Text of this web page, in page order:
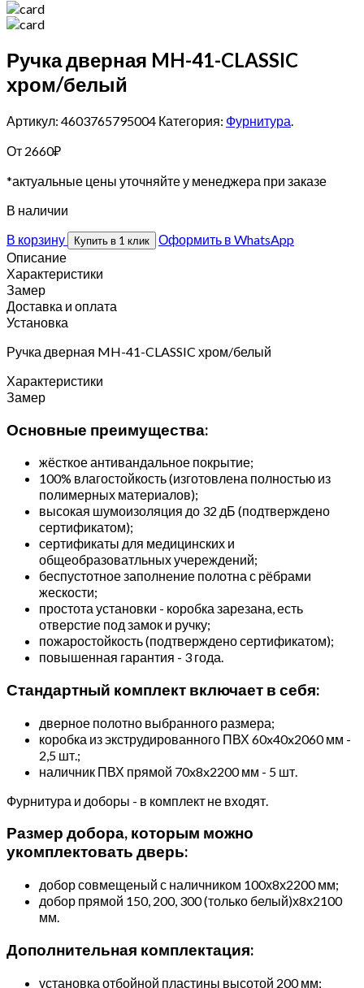
Ручка дверная MH-41-CLASSIC
хром/белый
Артикул: 4603765795004 Категория: Фурнитура.
От 2660₽
*актуальные цены уточняйте у менеджера при заказе
В наличии
В корзину
Купить в 1 клик
Оформить в WhatsApp
Описание
Характеристики
Замер
Доставка и оплата
Установка
Ручка дверная MH-41-CLASSIC хром/белый
Характеристики
Замер
Основные преимущества:
жёсткое антивандальное покрытие;
100% влагостойкость (изготовлена полностью из
полимерных материалов);
высокая шумоизоляция до 32 дБ (подтверждено
сертификатом);
сертификаты для медицинских и
общеобразоватльных учереждений;
беспустотное заполнение полотна с рёбрами
жескости;
простота установки - коробка зарезана, есть
отверстие под замок и ручку;
пожаростойкость (подтверждено сертификатом);
повышенная гарантия - 3 года.
Стандартный комплект включает в себя:
дверное полотно выбранного размера;
коробка из экструдированного ПВХ 60x40x2060 мм -
2,5 шт.;
наличник ПВХ прямой 70x8x2200 мм - 5 шт.
Фурнитура и доборы - в комплект не входят.
Размер добора, которым можно
укомплектовать дверь:
добор совмещеный с наличником 100х8х2200 мм;
добор прямой 150, 200, 300 (только белый)х8х2100
мм.
Дополнительная комплектация:
установка отбойной пластины высотой 200 мм;